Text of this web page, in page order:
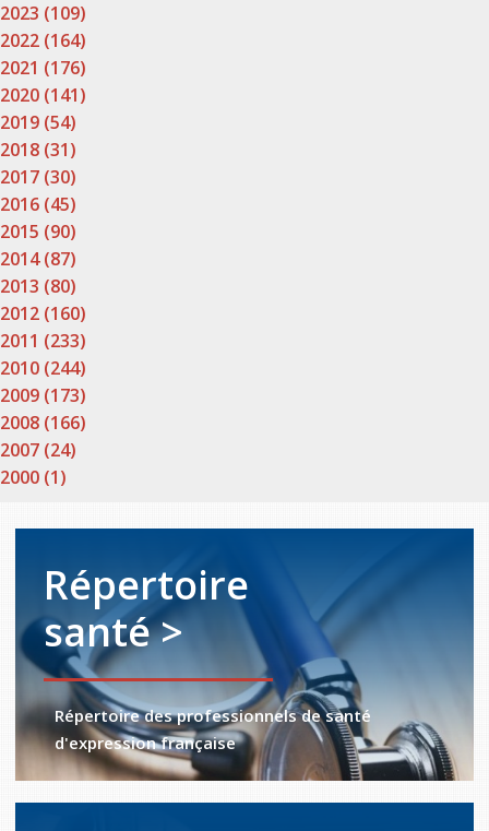
2023 (109)
2022 (164)
2021 (176)
2020 (141)
2019 (54)
2018 (31)
2017 (30)
2016 (45)
2015 (90)
2014 (87)
2013 (80)
2012 (160)
2011 (233)
2010 (244)
2009 (173)
2008 (166)
2007 (24)
2000 (1)
Répertoire
santé >
Répertoire des professionnels de santé
d'expression française